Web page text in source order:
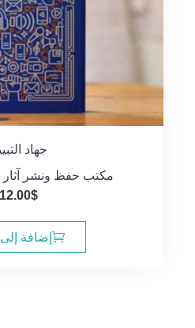
جهاد
مكتب حفظ ونشر آثار
12.00$
إضافة